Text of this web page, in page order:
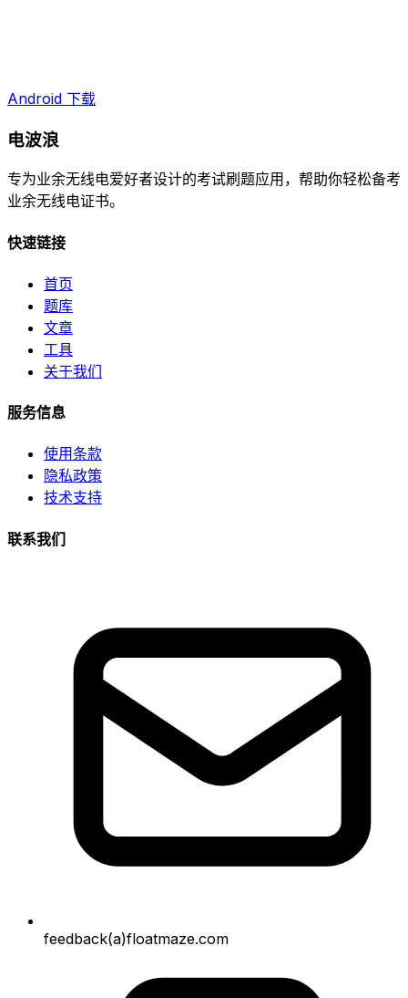
Android 下载
电波浪
专为业余无线电爱好者设计的考试刷题应用，帮助你轻松备考
业余无线电证书。
快速链接
首页
题库
文章
工具
关于我们
服务信息
使用条款
隐私政策
技术支持
联系我们
feedback(a)floatmaze.com